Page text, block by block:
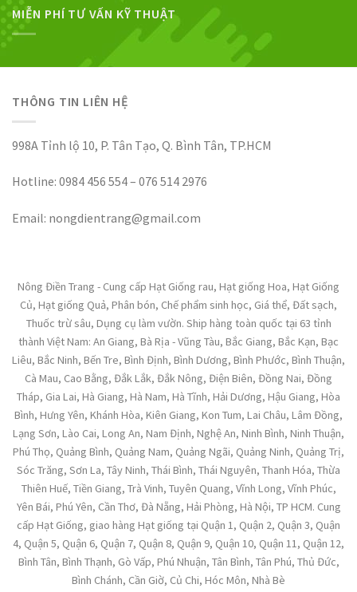
MIỄN PHÍ TƯ VẤN KỸ THUẬT
THÔNG TIN LIÊN HỆ
998A Tỉnh lộ 10, P. Tân Tạo, Q. Bình Tân, TP.HCM
Hotline: 0984 456 554 – 076 514 2976
Email: nongdientrang@gmail.com
Nông Điền Trang - Cung cấp Hạt Giống rau, Hạt giống Hoa, Hạt Giống
Củ, Hạt giống Quả, Phân bón, Chế phẩm sinh học, Giá thể, Đất sạch,
Thuốc trừ sâu, Dụng cụ làm vườn. Ship hàng toàn quốc tại 63 tỉnh
thành Việt Nam: An Giang, Bà Rịa - Vũng Tàu, Bắc Giang, Bắc Kạn, Bạc
Liêu, Bắc Ninh, Bến Tre, Bình Định, Bình Dương, Bình Phước, Bình Thuận,
Cà Mau, Cao Bằng, Đắk Lắk, Đắk Nông, Điện Biên, Đồng Nai, Đồng
Tháp, Gia Lai, Hà Giang, Hà Nam, Hà Tĩnh, Hải Dương, Hậu Giang, Hòa
Bình, Hưng Yên, Khánh Hòa, Kiên Giang, Kon Tum, Lai Châu, Lâm Đồng,
Lạng Sơn, Lào Cai, Long An, Nam Định, Nghệ An, Ninh Bình, Ninh Thuận,
Phú Thọ, Quảng Bình, Quảng Nam, Quảng Ngãi, Quảng Ninh, Quảng Trị,
Sóc Trăng, Sơn La, Tây Ninh, Thái Bình, Thái Nguyên, Thanh Hóa, Thừa
Thiên Huế, Tiền Giang, Trà Vinh, Tuyên Quang, Vĩnh Long, Vĩnh Phúc,
Yên Bái, Phú Yên, Cần Thơ, Đà Nẵng, Hải Phòng, Hà Nội, TP HCM. Cung
cấp Hạt Giống, giao hàng Hạt giống tại Quận 1, Quận 2, Quận 3, Quận
4, Quận 5, Quận 6, Quận 7, Quận 8, Quận 9, Quận 10, Quận 11, Quận 12,
Bình Tân, Bình Thạnh, Gò Vấp, Phú Nhuận, Tân Bình, Tân Phú, Thủ Đức,
Bình Chánh, Cần Giờ, Củ Chi, Hóc Môn, Nhà Bè